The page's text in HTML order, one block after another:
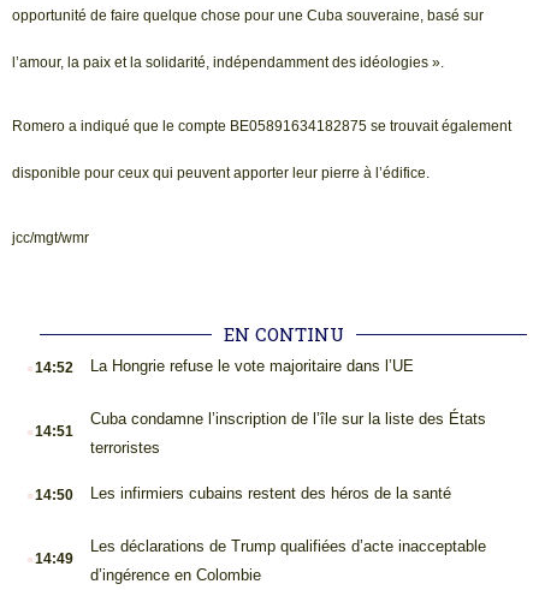
opportunité de faire quelque chose pour une Cuba souveraine, basé sur
l’amour, la paix et la solidarité, indépendamment des idéologies ».
Romero a indiqué que le compte BE05891634182875 se trouvait également
disponible pour ceux qui peuvent apporter leur pierre à l’édifice.
jcc/mgt/wmr
EN CONTINU
.14:52 La Hongrie refuse le vote majoritaire dans l’UE
.14:51
Cuba condamne l’inscription de l’île sur la liste des États
terroristes
.14:50 Les infirmiers cubains restent des héros de la santé
.14:49
Les déclarations de Trump qualifiées d’acte inacceptable
d’ingérence en Colombie